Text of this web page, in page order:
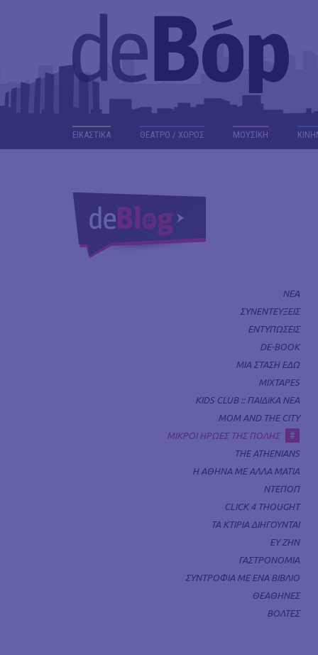
ΕΙΚΑΣΤΙΚΑ ΘΕΑΤΡΟ / ΧΟΡΟΣ ΜΟΥΣΙΚΗ
ΝΕΑ
ΣΥΝΕΝΤΕΥΞΕΙΣ
ΕΝΤΥΠΩΣΕΙΣ
DE-BOOK
ΜΙΑ ΣΤΑΣΗ ΕΔΩ
MIXTAPES
KIDS CLUB :: ΠΑΙΔΙΚΑ ΝΕΑ
MOM AND THE CITY
ΜΙΚΡΟΙ ΗΡΩΕΣ ΤΗΣ ΠΟΛΗΣ
#
THE ATHENIANS
Η ΑΘΗΝΑ ΜΕ ΑΛΛΑ ΜΑΤΙΑ
ΝΤΕΠΟΠ
CLICK 4 THOUGHT
ΤΑ ΚΤΙΡΙΑ ΔΙΗΓΟΥΝΤΑΙ
ΕΥ ΖΗΝ
ΓΑΣΤΡΟΝΟΜΙΑ
ΣΥΝΤΡΟΦΙΑ ΜΕ ΕΝΑ ΒΙΒΛΙΟ
ΘΕΑΘΗΝΕΣ
ΒΟΛΤΕΣ